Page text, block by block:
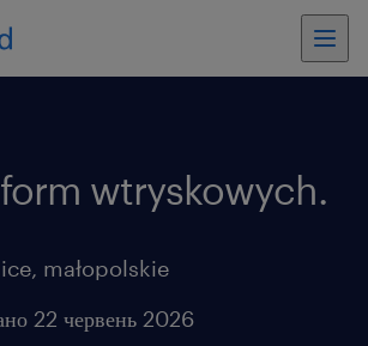
wtryskowych.
, małopolskie
22 червень 2026